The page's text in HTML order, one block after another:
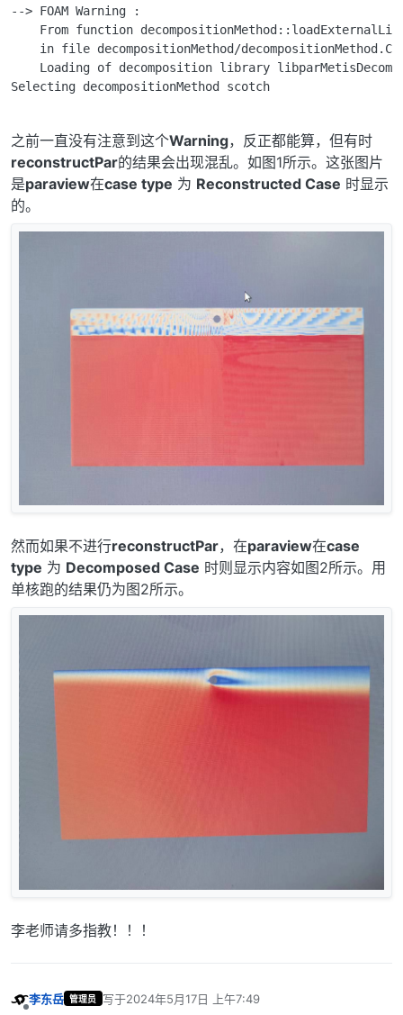
--> FOAM Warning :
From function
in file decompositionMethod/decompositionMethod.C
Loading of decomposition library
Selecting decompositionMethod scotch
之前一直没有注意到这个Warning，反正都能算，但有时
reconstructPar的结果会出现混乱。如图1所示。这张图片
是paraview在case type 为 Reconstructed Case 时显示
的。
然而如果不进行reconstructPar，在paraview在case
type 为 Decomposed Case 时则显示内容如图2所示。用
单核跑的结果仍为图2所示。
李老师请多指教！！！
李东岳 管理员 写于2024年5月17日 上午7:49
最后由 编辑